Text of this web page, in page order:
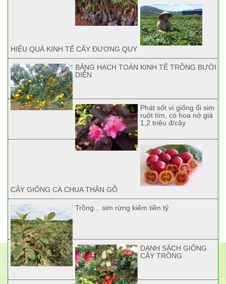
HIỆU QUẢ KINH TẾ CÂY ĐƯƠNG QUY
BẢNG HẠCH TOÁN KINH TẾ TRỒNG BƯỞI
DIỄN
Phát sốt vì giống ổi sim
ruột tím, có hoa nở giá
1,2 triệu đ/cây
CÂY GIỐNG CÀ CHUA THÂN GỖ
Trồng... sim rừng kiếm tiền tỷ
DANH SÁCH GIỐNG
CÂY TRỒNG